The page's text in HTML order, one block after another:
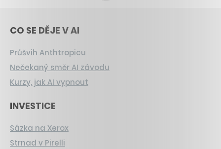
CO SE DĚJE V AI
Průšvih Anthtropicu
Nečekaný směr AI závodu
Kurzy, jak AI vypnout
INVESTICE
Sázka na Xerox
Strnad v Pirelli